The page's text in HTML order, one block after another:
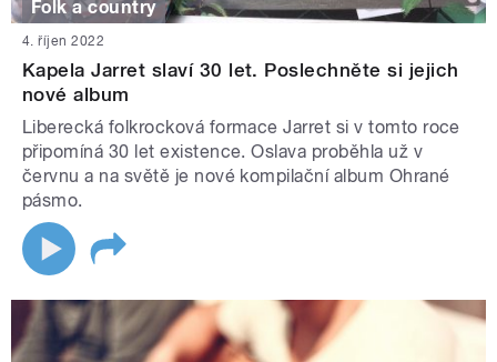
Folk a country
4. říjen 2022
Kapela Jarret slaví 30 let. Poslechněte si jejich
nové album
Liberecká folkrocková formace Jarret si v tomto roce
připomíná 30 let existence. Oslava proběhla už v
červnu a na světě je nové kompilační album Ohrané
pásmo.